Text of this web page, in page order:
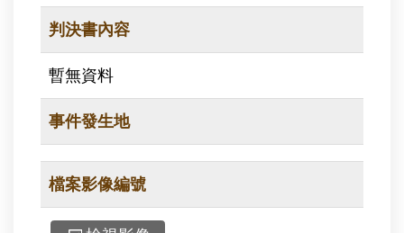
判決書內容
暫無資料
事件發生地
檔案影像編號